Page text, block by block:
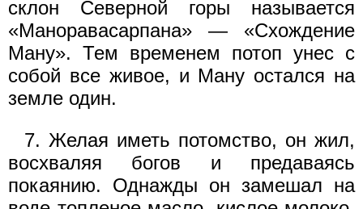
склон Северной горы называется
«Маноравасарпана» — «Схождение
Ману». Тем временем потоп унес с
собой все живое, и Ману остался на
земле один.
7. Желая иметь потомство, он жил,
восхваляя богов и предаваясь
покаянию. Однажды он замешал на